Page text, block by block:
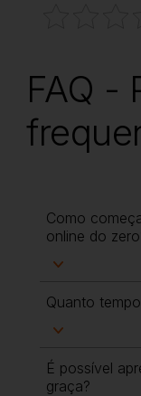
FAQ -
Como
online do
Quanto
É possível
graça?